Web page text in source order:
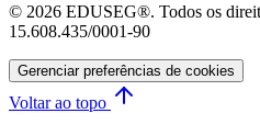
© 2026 EDUSEG®. Todos os
15.608.435/0001-90
Gerenciar preferências de cookies
Voltar ao topo